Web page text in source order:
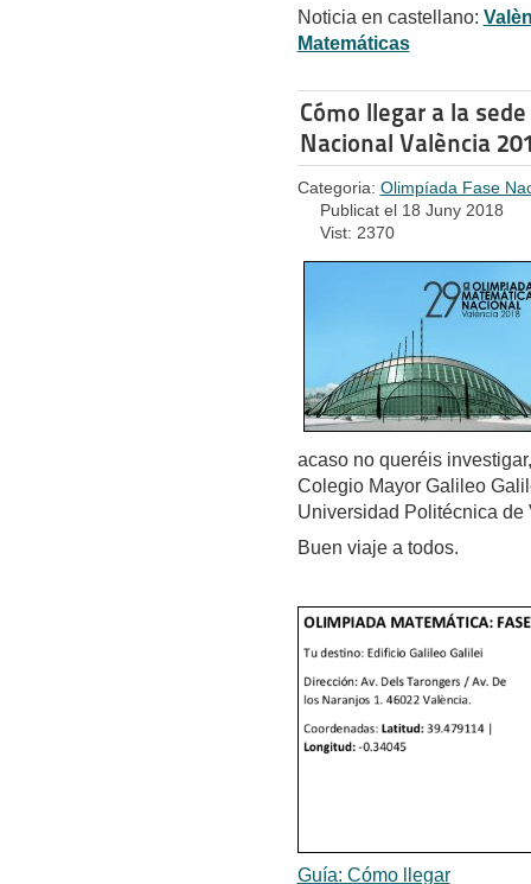
Noticia en castellano:
Matemáticas
Cómo llegar a la
Nacional València
Categoria: Olimpíada Fase
Publicat el 18 Juny 2018
Vist: 2370
acaso no queréis
Colegio Mayor Galileo
Universidad Politécnica de
Buen viaje a todos.
Guía: Cómo llegar